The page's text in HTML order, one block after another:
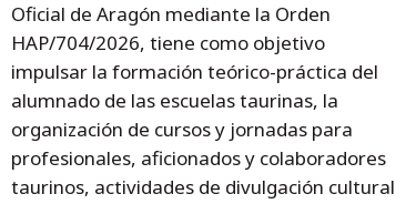
Oficial de Aragón mediante la Orden
HAP/704/2026, tiene como objetivo
impulsar la formación teórico-práctica del
alumnado de las escuelas taurinas, la
organización de cursos y jornadas para
profesionales, aficionados y colaboradores
taurinos, actividades de divulgación cultural